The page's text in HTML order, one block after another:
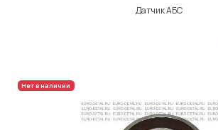
Датчик АБС
Нет в наличии